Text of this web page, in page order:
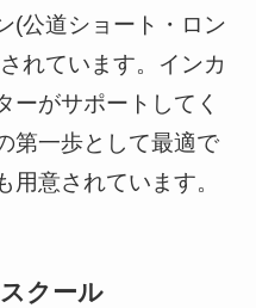
(公道ショート・ロン
れています。インカ
ーがサポートしてく
第一歩として最適で
意されています。
クール